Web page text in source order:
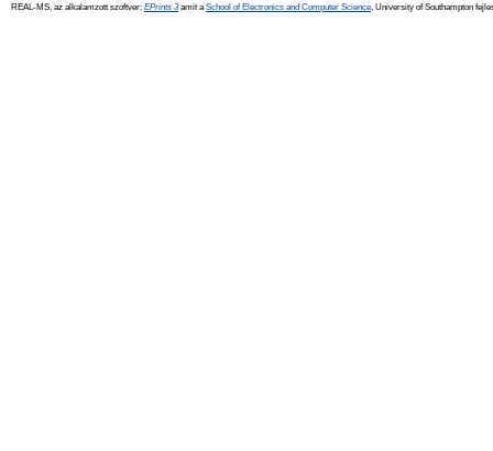
REAL-MS, az alkalamzott szoftver: EPrints 3amit a School of Electronics and Computer Science , University of Southampton